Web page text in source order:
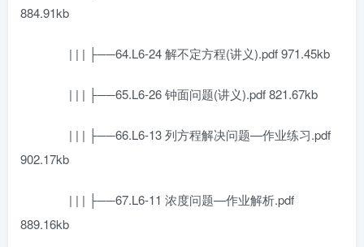
884.91kb
| | | ├──64.L6-24 解不定方程(讲义).pdf 971.45kb
| | | ├──65.L6-26 钟面问题(讲义).pdf 821.67kb
| | | ├──66.L6-13 列方程解决问题—作业练习.pdf
902.17kb
| | | ├──67.L6-11 浓度问题—作业解析.pdf
889.16kb